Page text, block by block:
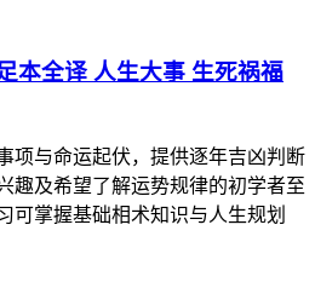
本全译 人生大事 生死祸福
项与命运起伏，提供逐年吉凶判断
趣及希望了解运势规律的初学者至
可掌握基础相术知识与人生规划